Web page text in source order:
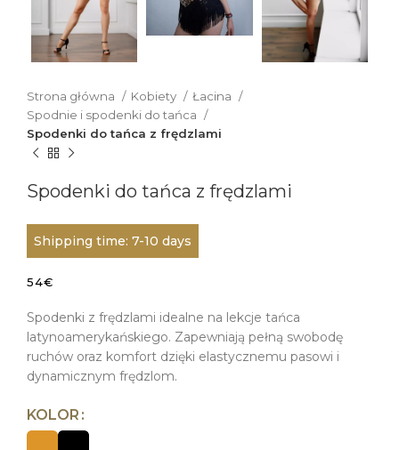
Strona główna Kobiety
Łacina
Spodnie i spodenki do tańca
Spodenki do tańca z frędzlami
Spodenki do tańca z frędzlami
Shipping time: 7-10 days
54€
Spodenki z frędzlami idealne na lekcje tańca
latynoamerykańskiego. Zapewniają pełną swobodę
ruchów oraz komfort dzięki elastycznemu pasowi i
dynamicznym frędzlom.
KOLOR